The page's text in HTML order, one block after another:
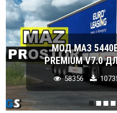
МОД МАЗ
PREMIUM V7.0
58356